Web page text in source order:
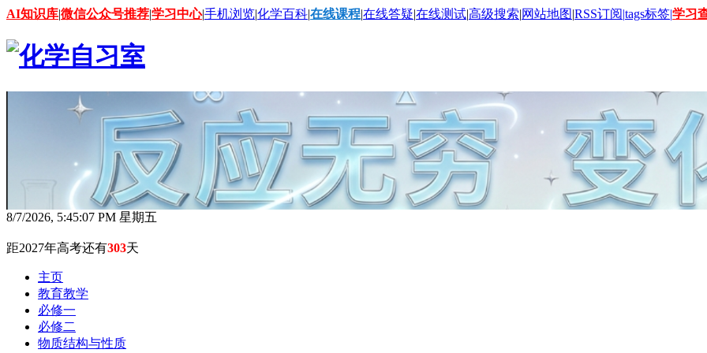
AI知识库|微信公众号推荐|学习中心|手机浏览|化学百科|在线课程|在线答疑|在线测试|高级搜索|网站地图|RSS订阅|tags标签|学习
8/7/2026, 5:45:09 PM 星期五
距2027年高考还有303天
主页
教育教学
必修一
必修二
物质结构与性质